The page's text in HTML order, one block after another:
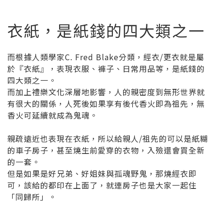
衣紙，是紙錢的四大類之一
而根據人類學家C. Fred Blake分類，經衣/更衣就是屬
於『衣紙』，表現衣服、褲子、日常用品等，是紙錢的
四大類之一。
而加上禮樂文化深層地影響，人的親密度到無形世界就
有很大的關係，人死後如果享有後代香火即為祖先，無
香火可延續就成為鬼魂。
親疏遠近也表現在衣紙，所以給親人/祖先的可以是紙糊
的車子房子，甚至燒生前愛穿的衣物，入殮還會買全新
的一套。
但是如果是好兄弟、好姐妹與孤魂野鬼，那燒經衣即
可，該給的都印在上面了，就連房子也是大家一起住
「同歸所」。